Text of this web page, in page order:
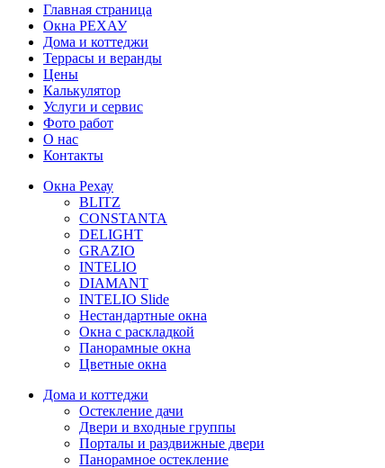
Главная страница
Окна РЕХАУ
Дома и коттеджи
Террасы и веранды
Цены
Калькулятор
Услуги и сервис
Фото работ
О нас
Контакты
Окна Рехау
BLITZ
CONSTANTA
DELIGHT
GRAZIO
INTELIO
DIAMANT
INTELIO Slide
Нестандартные окна
Окна с раскладкой
Панорамные окна
Цветные окна
Дома и коттеджи
Остекление дачи
Двери и входные группы
Порталы и раздвижные двери
Панорамное остекление